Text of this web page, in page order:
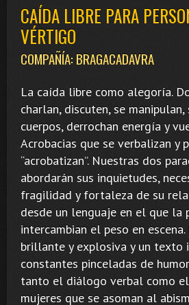
CAÍDA LIBRE PARA
VÉRTIGO
COMPAÑÍA: BRAGACADAVRA
La caída libre como alegoría.
charlan, discuten, se manipulan,
cuerpos, derrochan energía y
Acrobacias que se verbalizan y
“acrobatizan”. Nuestras dos
abordarán sus inquietudes,
fragilidad y fortaleza de su
desde un lenguaje en el que la
intercambian el peso en
brillante y explosiva y un texto
constantes pinceladas de
tanto el diálogo verbal como
mujeres que se asoman al